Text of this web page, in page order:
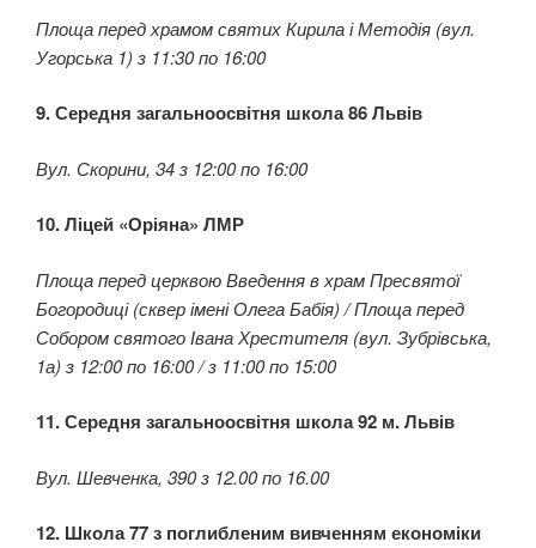
Площа перед храмом святих Кирила і Методія (вул.
Угорська 1) з 11:30 по 16:00
9. Середня загальноосвітня школа 86 Львів
Вул. Скорини, 34 з 12:00 по 16:00
10. Ліцей «Оріяна» ЛМР
Площа перед церквою Введення в храм Пресвятої
Богородиці (сквер імені Олега Бабія) / Площа перед
Собором святого Івана Хрестителя (вул. Зубрівська,
1а) з 12:00 по 16:00 / з 11:00 по 15:00
11. Середня загальноосвітня школа 92 м. Львів
Вул. Шевченка, 390 з 12.00 по 16.00
12. Школа 77 з поглибленим вивченням економіки